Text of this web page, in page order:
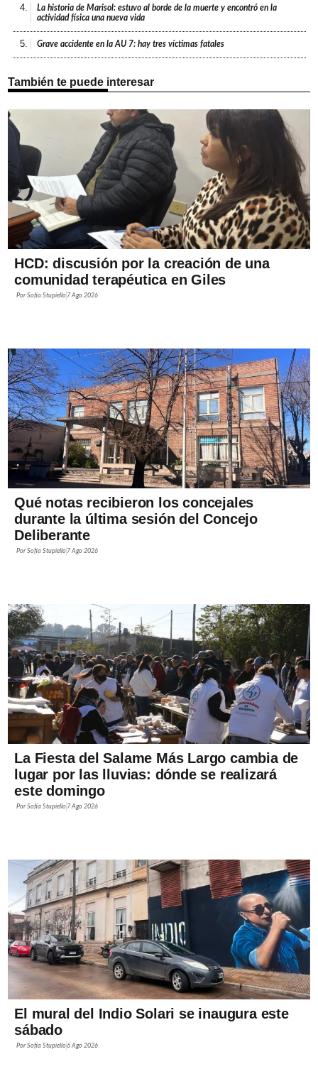
4.
La historia de Marisol: estuvo al borde de la muerte y encontró en la
actividad física una nueva vida
5. Grave accidente en la AU 7: hay tres víctimas fatales
También te puede interesar
HCD: discusión por la creación de una
comunidad terapéutica en Giles
PorSofía Stupiello 7 Ago 2026
Qué notas recibieron los concejales
durante la última sesión del Concejo
Deliberante
PorSofía Stupiello 7 Ago 2026
La Fiesta del Salame Más Largo cambia de
lugar por las lluvias: dónde se realizará
este domingo
PorSofía Stupiello 7 Ago 2026
El mural del Indio Solari se inaugura este
sábado
PorSofía Stupiello6 Ago 2026